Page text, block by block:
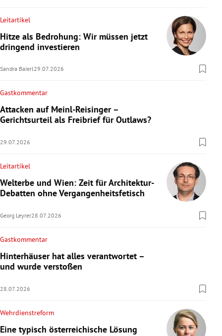
Leitartikel
Hitze als Bedrohung: Wir müssen jetzt
dringend investieren
Sandra Baierl29.07.2026
Gastkommentar
Attacken auf Meinl-Reisinger –
Gerichtsurteil als Freibrief für Outlaws?
29.07.2026
Leitartikel
Welterbe und Wien: Zeit für Architektur-
Debatten ohne Vergangenheitsfetisch
Georg Leyrer28.07.2026
Gastkommentar
Hinterhäuser hat alles verantwortet –
und wurde verstoßen
28.07.2026
Wehrdienstreform
Eine typisch österreichische Lösung